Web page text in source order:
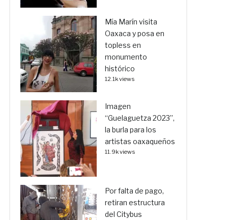
Mía Marín visita
Oaxaca y posa en
topless en
monumento
histórico
12.1k views
Imagen
“Guelaguetza 2023”,
la burla para los
artistas oaxaqueños
11.9k views
Por falta de pago,
retiran estructura
del Citybus